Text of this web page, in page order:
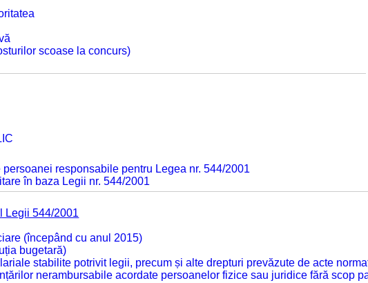
scoase la concurs)
responsabile pentru Legea nr. 544/2001
în baza Legii nr. 544/2001
Legii 544/2001
(începând cu anul 2015)
bugetară)
stabilite potrivit legii, precum și alte drepturi prevăzute de acte
nerambursabile acordate persoanelor fizice sau juridice fără scop